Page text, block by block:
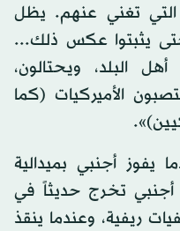
التي تغني عنهم. يظل
حتى يثبتوا عكس ذلك...
البلد، ويحتالون،
الأميركيات (كما
أجنبي بميدالية
أجنبي تخرج حديثاً في
ريفية، وعندما ينقذ